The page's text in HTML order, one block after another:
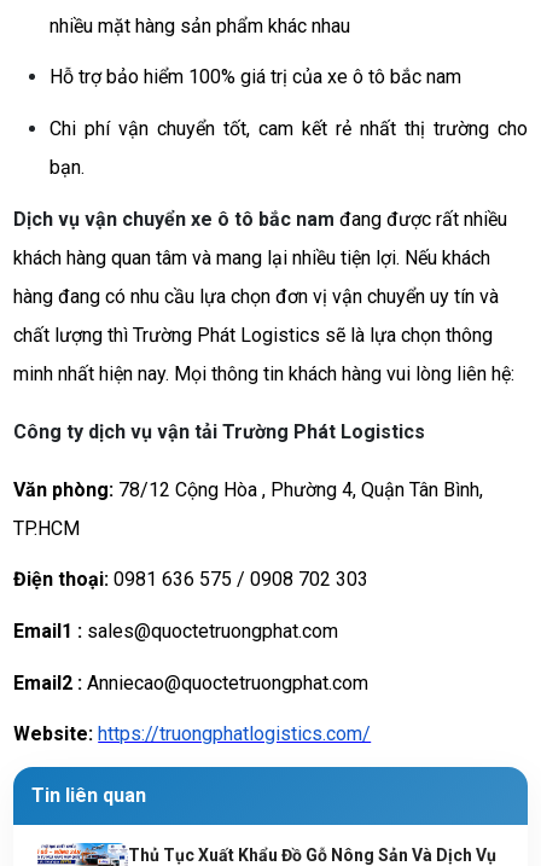
nhiều mặt hàng sản phẩm khác nhau
Hỗ trợ bảo hiểm 100% giá trị của xe ô tô bắc nam
Chi phí vận chuyển tốt, cam kết rẻ nhất thị trường cho
bạn.
Dịch vụ vận chuyển xe ô tô bắc nam đang được rất nhiều
khách hàng quan tâm và mang lại nhiều tiện lợi. Nếu khách
hàng đang có nhu cầu lựa chọn đơn vị vận chuyển uy tín và
chất lượng thì Trường Phát Logistics sẽ là lựa chọn thông
minh nhất hiện nay. Mọi thông tin khách hàng vui lòng liên hệ:
Công ty dịch vụ vận tải Trường Phát Logistics
Văn phòng: 78/12 Cộng Hòa , Phường 4, Quận Tân Bình,
TP.HCM
Điện thoại:0981 636 575 / 0908 702 303
Email1 : sales@quoctetruongphat.com
Email2 : Anniecao@quoctetruongphat.com
Website: https://truongphatlogistics.com/
Tin liên quan
Thủ Tục Xuất Khẩu Đồ Gỗ Nông Sản Và Dịch Vụ